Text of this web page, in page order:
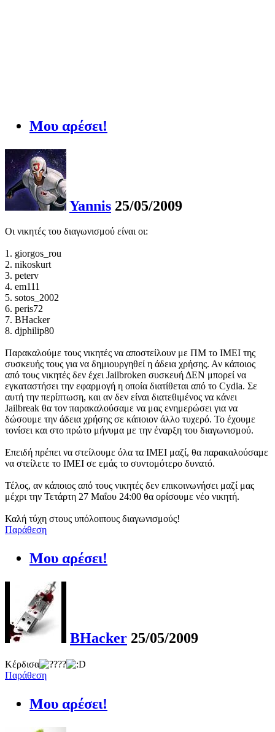
Μου αρέσει!
Yannis 25/05/2009
Οι νικητές του διαγωνισμού είναι οι:
1. giorgos_rou
2. nikoskurt
3. peterv
4. em111
5. sotos_2002
6. peris72
7. BHacker
8. djphilip80
Παρακαλούμε τους νικητές να αποστείλουν με ΠΜ το IMEI της
συσκευής τους για να δημιουργηθεί η άδεια χρήσης. Αν κάποιος
από τους νικητές δεν έχει Jailbroken συσκευή ΔΕΝ μπορεί να
εγκαταστήσει την εφαρμογή η οποία διατίθεται από το Cydia. Σε
αυτή την περίπτωση, και αν δεν είναι διατεθιμένος να κάνει
Jailbreak θα τον παρακαλούσαμε να μας ενημερώσει για να
δώσουμε την άδεια χρήσης σε κάποιον άλλο τυχερό. Το έχουμε
τονίσει και στο πρώτο μήνυμα με την έναρξη του διαγωνισμού.
Επειδή πρέπει να στείλουμε όλα τα IMEI μαζί, θα παρακαλούσαμε
να στείλετε το IMEI σε εμάς το συντομότερο δυνατό.
Τέλος, αν κάποιος από τους νικητές δεν επικοινωνήσει μαζί μας
μέχρι την Τετάρτη 27 Μαΐου 24:00 θα ορίσουμε νέο νικητή.
Καλή τύχη στους υπόλοιπους διαγωνισμούς!
Παράθεση
Μου αρέσει!
BHacker 25/05/2009
Κέρδισα
?
Παράθεση
Μου αρέσει!